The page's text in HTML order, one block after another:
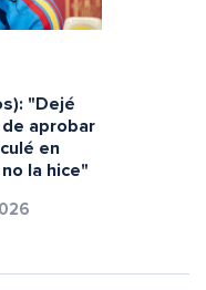
"Dejé
aprobar
en
la hice"